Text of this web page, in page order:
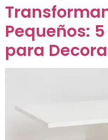
Pequeños:
para